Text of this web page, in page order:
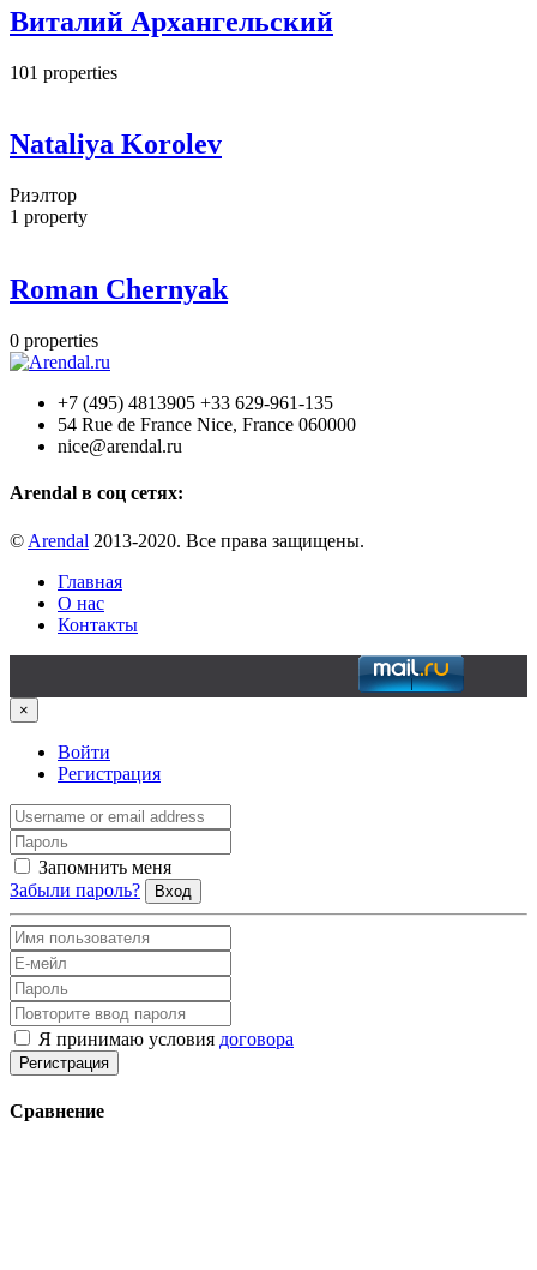
Виталий Архангельский
101 properties
Nataliya Korolev
Риэлтор
1 property
Roman Chernyak
0 properties
+7 (495) 4813905 +33 629-961-135
54 Rue de France Nice, France 060000
nice@arendal.ru
Arendal в соц сетях:
© Arendal 2013-2020. Все права защищены.
Главная
О нас
Контакты
×
Войти
Регистрация
Запомнить меня
Забыли пароль?
Вход
Я принимаю условия договора
Регистрация
Сравнение